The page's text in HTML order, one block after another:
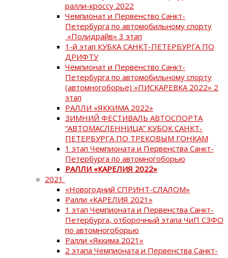
ралли-кроссу 2022
Чемпионат и Первенство Санкт-
Петербурга по автомобильному спорту
«Полидрайв» 3 этап
1-й этап КУБКА САНКТ-ПЕТЕРБУРГА ПО
ДРИФТУ
Чемпионат и Первенство Санкт-
Петербурга по автомобильному спорту
(автомногоборье) «ПИСКАРЕВКА 2022» 2
этап
РАЛЛИ «ЯККИМА 2022»
ЗИМНИЙ ФЕСТИВАЛЬ АВТОСПОРТА
“АВТОМАСЛЕННИЦА” КУБОК САНКТ-
ПЕТЕРБУРГА ПО ТРЕКОВЫМ ГОНКАМ
1 этап Чемпионата и Первенства Санкт-
Петербурга по автомногоборью
РАЛЛИ «КАРЕЛИЯ 2022»
2021
«Новогодний СПРИНТ-СЛАЛОМ»
Ралли «КАРЕЛИЯ 2021»
1 этап Чемпионата и Первенства Санкт-
Петербурга, отборочный этапа ЧиП СЗФО
по автомногоборью
Ралли «Яккима 2021»
2 этапа Чемпионата и Первенства Санкт-